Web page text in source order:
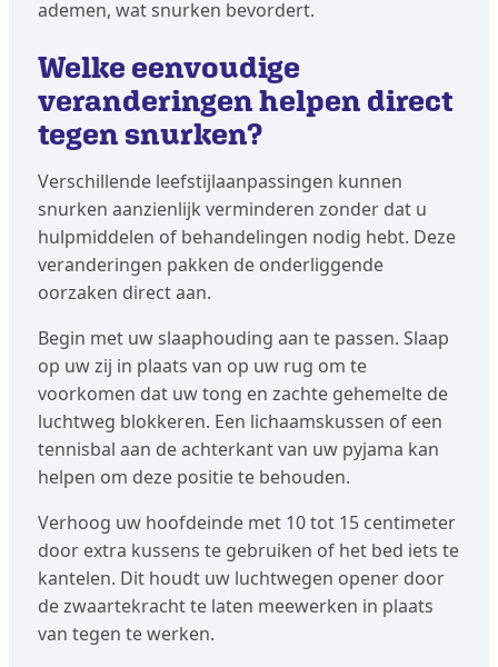
ademen, wat snurken bevordert.
Welke eenvoudige
veranderingen helpen direct
tegen snurken?
Verschillende leefstijlaanpassingen kunnen
snurken aanzienlijk verminderen zonder dat u
hulpmiddelen of behandelingen nodig hebt. Deze
veranderingen pakken de onderliggende
oorzaken direct aan.
Begin met uw slaaphouding aan te passen. Slaap
op uw zij in plaats van op uw rug om te
voorkomen dat uw tong en zachte gehemelte de
luchtweg blokkeren. Een lichaamskussen of een
tennisbal aan de achterkant van uw pyjama kan
helpen om deze positie te behouden.
Verhoog uw hoofdeinde met 10 tot 15 centimeter
door extra kussens te gebruiken of het bed iets te
kantelen. Dit houdt uw luchtwegen opener door
de zwaartekracht te laten meewerken in plaats
van tegen te werken.